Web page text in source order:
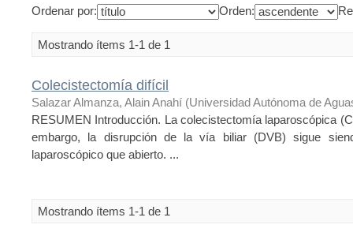
Ordenar por: Orden:
Mostrando ítems 1-1 de 1
Colecistectomía difícil
Salazar Almanza, Alain Anahí (Universidad Autónoma de
RESUMEN Introducción. La colecistectomía laparoscópica
embargo, la disrupción de la vía biliar (DVB) sigue
laparoscópico que abierto. ...
Mostrando ítems 1-1 de 1